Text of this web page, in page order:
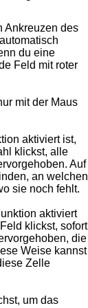
Ankreuzen des
du eine
Feld mit roter
mit der Maus
aktiviert ist,
klickst, alle
Auf
an welchen
sie noch fehlt.
aktiviert
klickst, sofort
die
Weise kannst
Zelle
um das